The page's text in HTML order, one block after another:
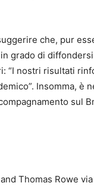
che, pur
grado di
“I nostri risultati
Insomma, è
sul
Thomas Rowe